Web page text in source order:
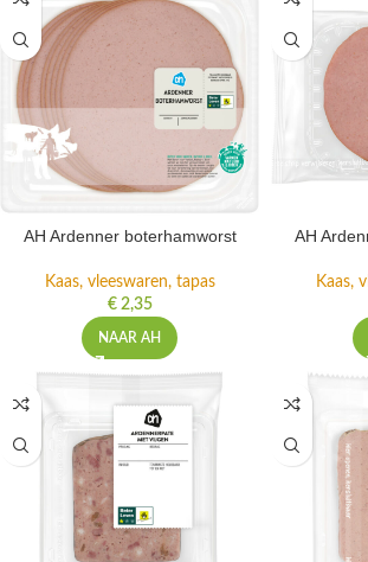
AH Ardenner boterhamworst
Kaas, vleeswaren, tapas
€2,35
NAAR AH
AH
Kaas,